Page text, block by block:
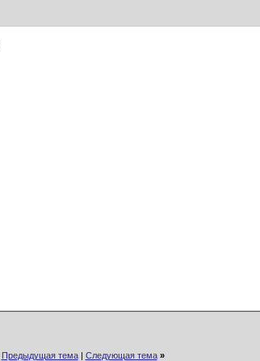
Предыдущая тема| Следующая тема »